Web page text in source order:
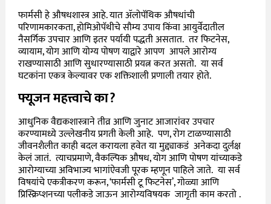
फार्मसी हे औषधशास्त्र आहे. यात ॲलोपॅथिक औषधांची
परिणामकारकता, होमिओपॅथीचे सौम्य उपाय किंवा आयुर्वेदातील
नैसर्गिक उपचार आणि इतर पर्यायी पद्धती असतात. तर फिटनेस,
व्यायाम, योग आणि योग्य पोषण याद्वारे आपण आपले आरोग्य
राखण्यासाठी आणि सुधारण्यासाठी प्रयत्न करत असतो. या सर्व
घटकांना एकत्र केल्यावर एक शक्तिशाली प्रणाली तयार होते.
फ्यूजन महत्त्वाचे का?
आधुनिक वैद्यकशास्त्राने तीव्र आणि जुनाट आजारांवर उपचार
करण्यामध्ये उल्लेखनीय प्रगती केली आहे. पण, रोग टाळण्यासाठी
जीवनशैलीत काही बदल करायला हवेत या मुद्द्याकडं अनेकदा दुर्लक्ष
केलं जातं. त्याचप्रमाणे, वैकल्पिक औषध, योग आणि पोषण यांच्याकडे
आरोग्याच्या अविभाज्य भागांऐवजी पूरक म्हणून पाहिले जाते. या सर्व
विषयांचे एकत्रीकरण करून, ‘फार्मसी टू फिटनेस’, गोळ्या आणि
प्रिस्क्रिप्शनच्या पलीकडे जाऊन आरोग्यविषयक जागृती काम करतो .